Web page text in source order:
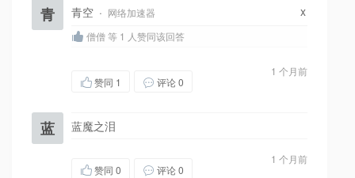
青 青空 · 网络加速器 x
僧僧 等 1 人赞同该回答
1 个月前
赞同 1 评论 0
蓝 蓝魔之泪
1 个月前
赞同 0 评论 0